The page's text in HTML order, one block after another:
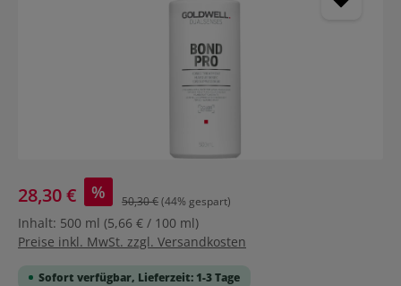
28,30 € % 50,30 €(44% gespart)
Inhalt: 500 ml (5,66 € / 100 ml)
Preise inkl. MwSt. zzgl. Versandkosten
Sofort verfügbar, Lieferzeit: 1-3 Tage